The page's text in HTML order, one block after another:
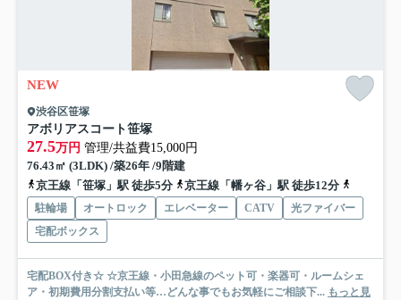
NEW
渋谷区笹塚
アボリアスコート笹塚
27.5万円 管理/共益費15,000円
76.43㎡ (3LDK) /築26年 /9階建
京王線「笹塚」駅 徒歩5分
京王線「幡ヶ谷」駅 徒歩12分
駐輪場 オートロック エレベーター CATV
光ファイバー
宅配ボックス
宅配BOX付き☆ ☆京王線・小田急線のペット可・楽器可・ルームシェ
ア・初期費用分割支払い等…どんな事でもお気軽にご相談下... もっと見